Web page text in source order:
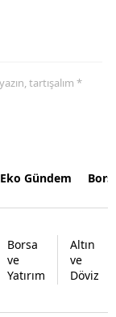
tartışalım *
Eko Gündem
Borsa
ve
Yatırım
Altın
ve
Döviz